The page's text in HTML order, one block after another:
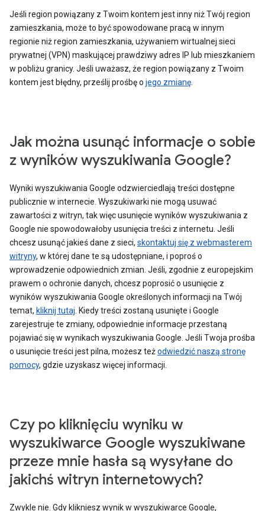
Jeśli region powiązany z Twoim kontem jest inny niż Twój region
zamieszkania, może to być spowodowane pracą w innym
regionie niż region zamieszkania, używaniem wirtualnej sieci
prywatnej (VPN) maskującej prawdziwy adres IP lub mieszkaniem
w pobliżu granicy. Jeśli uważasz, że region powiązany z Twoim
kontem jest błędny, prześlij prośbę o jego zmianę
Jak można usunąć informacje o sobie
z wyników wyszukiwania Google?
Wyniki wyszukiwania Google odzwierciedlają treści dostępne
publicznie w internecie. Wyszukiwarki nie mogą usuwać
zawartości z witryn, tak więc usunięcie wyników wyszukiwania z
Google nie spowodowałoby usunięcia treści z internetu. Jeśli
chcesz usunąć jakieś dane z sieci, skontaktuj się z webmasterem
witryny, w której dane te są udostępniane, i poproś o
wprowadzenie odpowiednich zmian. Jeśli, zgodnie z europejskim
prawem o ochronie danych, chcesz poprosić o usunięcie z
wyników wyszukiwania Google określonych informacji na Twój
temat, kliknij tutaj . Kiedy treści zostaną usunięte i Google
zarejestruje te zmiany, odpowiednie informacje przestaną
pojawiać się w wynikach wyszukiwania Google. Jeśli Twoja prośba
o usunięcie treści jest pilna, możesz teżodwiedzić naszą stronę
pomocy, gdzie uzyskasz więcej informacji.
Czy po kliknięciu wyniku w
wyszukiwarce Google wyszukiwane
przeze mnie hasła są wysyłane do
jakichś witryn internetowych?
Zwykle nie. Gdy klikniesz wynik w wyszukiwarce Google,